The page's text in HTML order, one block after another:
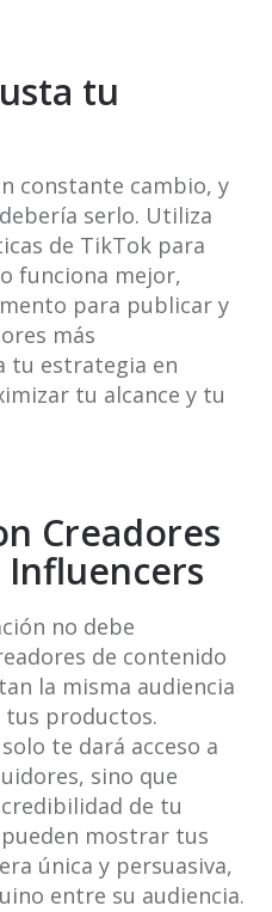
tu
constante cambio, y
serlo. Utiliza
de TikTok para
funciona mejor,
para publicar y
más
tu estrategia en
tu alcance y tu
Creadores
no debe
de contenido
la misma audiencia
tus productos.
te dará acceso a
sino que
de tu
mostrar tus
única y persuasiva,
entre su audiencia.